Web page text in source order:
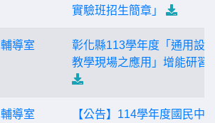
實驗班招生簡章」
輔導室
彰化縣113學年度「通用設
教學現場之應用」增能研習
輔導室
【公告】114學年度國民中